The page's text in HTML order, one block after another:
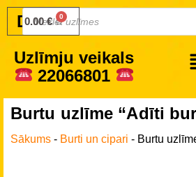
Druku.lv
0.00€
Uzlīmju veikals
22066801
Burtu uzlīme “Adīti
Sākums - Burti un cipari - Burtu